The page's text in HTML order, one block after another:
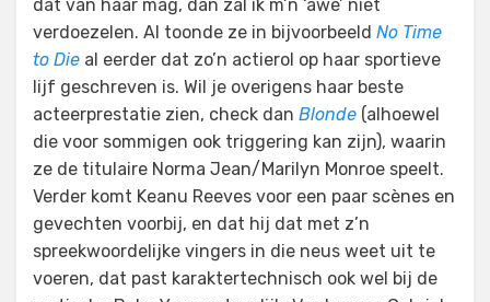
dat van háár mag, dan zal ik m’n ‘awe’ niet
verdoezelen. Al toonde ze in bijvoorbeeld No Time
to Die al eerder dat zo’n actierol op haar sportieve
lijf geschreven is. Wil je overigens haar beste
acteerprestatie zien, check dan Blonde (alhoewel
die voor sommigen ook triggering kan zijn), waarin
ze de titulaire Norma Jean/Marilyn Monroe speelt.
Verder komt Keanu Reeves voor een paar scènes en
gevechten voorbij, en dat hij dat met z’n
spreekwoordelijke vingers in die neus weet uit te
voeren, dat past karaktertechnisch ook wel bij de